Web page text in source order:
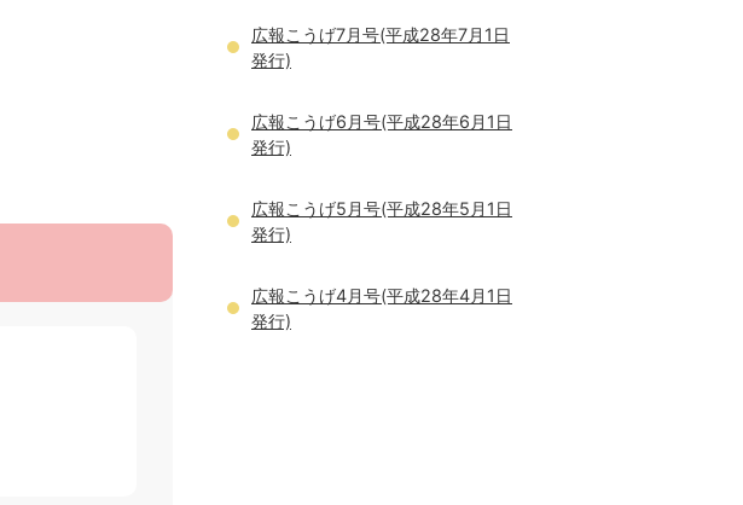
広報こうげ7月号(平成28年7月1日
発行)
広報こうげ6月号(平成28年6月1日
発行)
広報こうげ5月号(平成28年5月1日
発行)
広報こうげ4月号(平成28年4月1日
発行)